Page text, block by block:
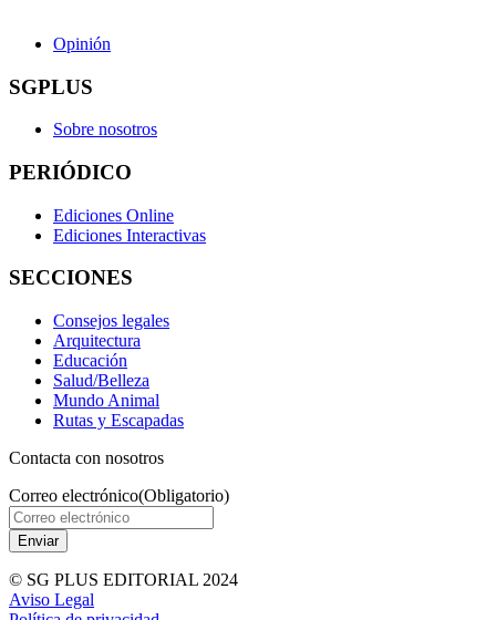
Opinión
SGPLUS
Sobre nosotros
PERIÓDICO
Ediciones Online
Ediciones Interactivas
SECCIONES
Consejos legales
Arquitectura
Educación
Salud/Belleza
Mundo Animal
Rutas y Escapadas
Contacta con nosotros
Correo electrónico(Obligatorio)
© SG PLUS EDITORIAL 2024
Aviso Legal